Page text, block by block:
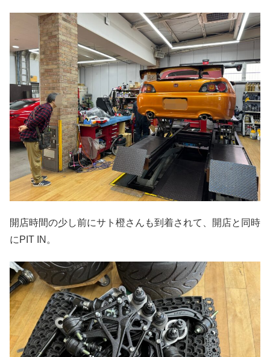
開店時間の少し前にサト橙さんも到着されて、開店と同時
にPIT IN。